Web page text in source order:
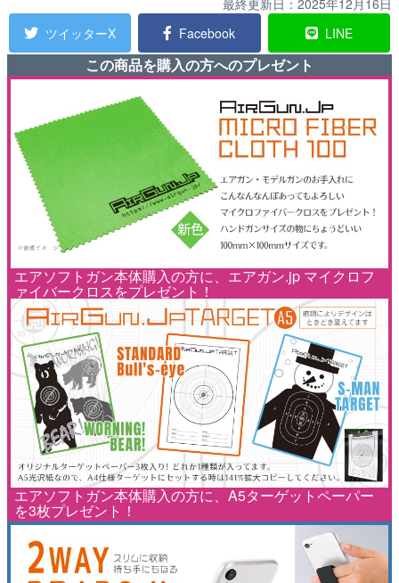
最終更新日： 2025年12月16日
ツイッターX
Facebook LINE
この商品を購入の方へのプレゼント
エアソフトガン本体購入の方に、エアガン.jp マイクロフ
ァイバークロスをプレゼント！
エアソフトガン本体購入の方に、A5ターゲットペーパー
を3枚プレゼント！